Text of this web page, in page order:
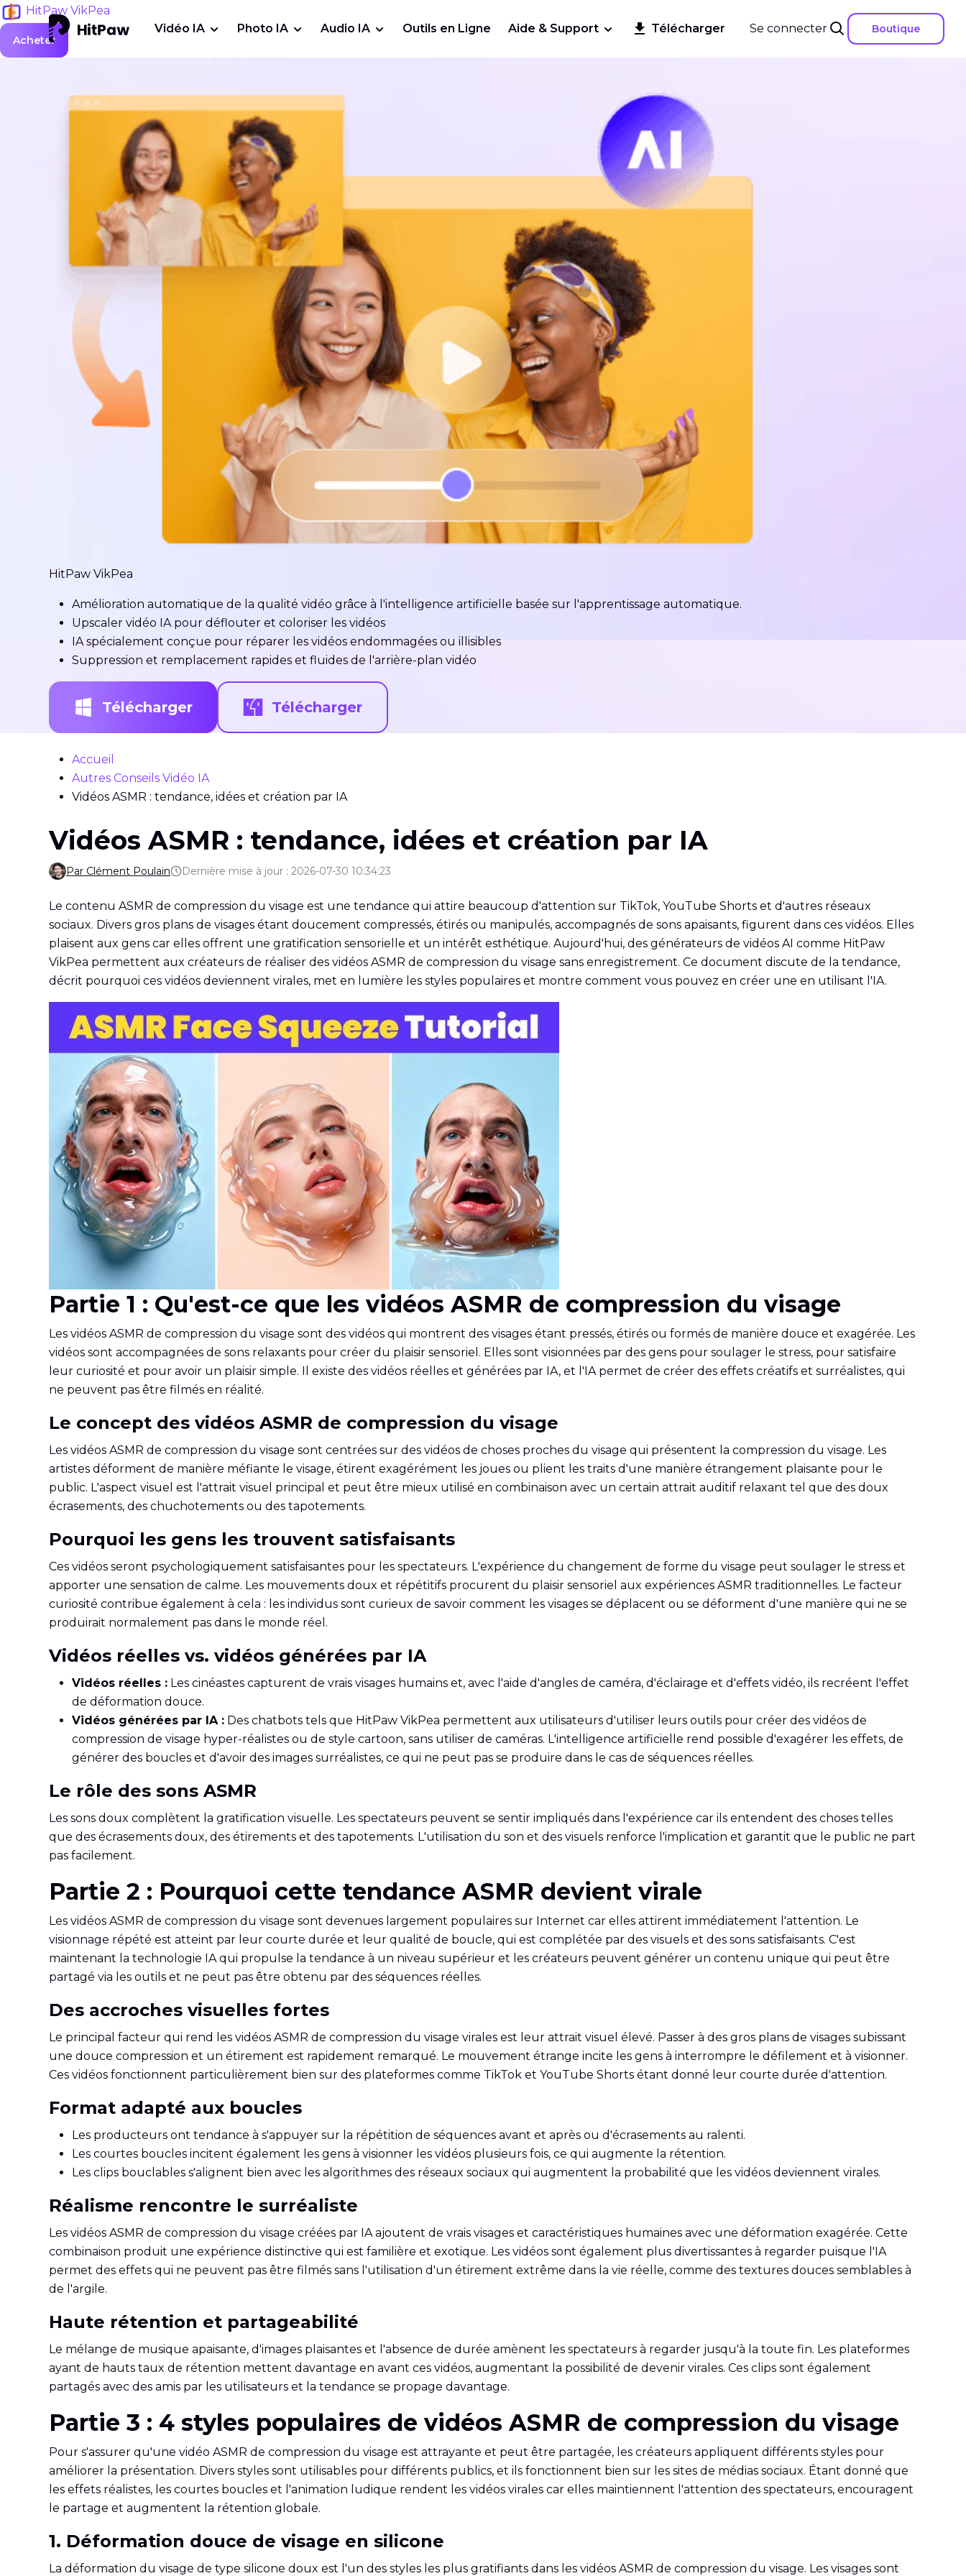
Se connecter Boutique
Vidéo IA Photo IA Audio IA Outils en Ligne Aide & Support Télécharger
HitPaw VikPea
Acheter
HitPaw VikPea
Amélioration automatique de la qualité vidéo grâce à l'intelligence artificielle basée sur l'apprentissage automatique.
Upscaler vidéo IA pour déflouter et coloriser les vidéos
IA spécialement conçue pour réparer les vidéos endommagées ou illisibles
Suppression et remplacement rapides et fluides de l'arrière-plan vidéo
Télécharger Télécharger
Accueil
Autres Conseils Vidéo IA
Vidéos ASMR : tendance, idées et création par IA
Vidéos ASMR : tendance, idées et création par IA
Par Clément Poulain Dernière mise à jour : 2026-07-30 10:34:23
Le contenu ASMR de compression du visage est une tendance qui attire beaucoup d'attention sur TikTok, YouTube Shorts et d'autres réseaux
sociaux. Divers gros plans de visages étant doucement compressés, étirés ou manipulés, accompagnés de sons apaisants, figurent dans ces vidéos. Elles
plaisent aux gens car elles offrent une gratification sensorielle et un intérêt esthétique. Aujourd'hui, des générateurs de vidéos AI comme HitPaw
VikPea permettent aux créateurs de réaliser des vidéos ASMR de compression du visage sans enregistrement. Ce document discute de la tendance,
décrit pourquoi ces vidéos deviennent virales, met en lumière les styles populaires et montre comment vous pouvez en créer une en utilisant l'IA.
Partie 1 : Qu'est-ce que les vidéos ASMR de compression du visage
Les vidéos ASMR de compression du visage sont des vidéos qui montrent des visages étant pressés, étirés ou formés de manière douce et exagérée. Les
vidéos sont accompagnées de sons relaxants pour créer du plaisir sensoriel. Elles sont visionnées par des gens pour soulager le stress, pour satisfaire
leur curiosité et pour avoir un plaisir simple. Il existe des vidéos réelles et générées par IA, et l'IA permet de créer des effets créatifs et surréalistes, qui
ne peuvent pas être filmés en réalité.
Le concept des vidéos ASMR de compression du visage
Les vidéos ASMR de compression du visage sont centrées sur des vidéos de choses proches du visage qui présentent la compression du visage. Les
artistes déforment de manière méfiante le visage, étirent exagérément les joues ou plient les traits d'une manière étrangement plaisante pour le
public. L'aspect visuel est l'attrait visuel principal et peut être mieux utilisé en combinaison avec un certain attrait auditif relaxant tel que des doux
écrasements, des chuchotements ou des tapotements.
Pourquoi les gens les trouvent satisfaisants
Ces vidéos seront psychologiquement satisfaisantes pour les spectateurs. L'expérience du changement de forme du visage peut soulager le stress et
apporter une sensation de calme. Les mouvements doux et répétitifs procurent du plaisir sensoriel aux expériences ASMR traditionnelles. Le facteur
curiosité contribue également à cela : les individus sont curieux de savoir comment les visages se déplacent ou se déforment d'une manière qui ne se
produirait normalement pas dans le monde réel.
Vidéos réelles vs. vidéos générées par IA
Vidéos réelles : Les cinéastes capturent de vrais visages humains et, avec l'aide d'angles de caméra, d'éclairage et d'effets vidéo, ils recréent l'effet
de déformation douce.
Vidéos générées par IA : Des chatbots tels que HitPaw VikPea permettent aux utilisateurs d'utiliser leurs outils pour créer des vidéos de
compression de visage hyper-réalistes ou de style cartoon, sans utiliser de caméras. L'intelligence artificielle rend possible d'exagérer les effets, de
générer des boucles et d'avoir des images surréalistes, ce qui ne peut pas se produire dans le cas de séquences réelles.
Le rôle des sons ASMR
Les sons doux complètent la gratification visuelle. Les spectateurs peuvent se sentir impliqués dans l'expérience car ils entendent des choses telles
que des écrasements doux, des étirements et des tapotements. L'utilisation du son et des visuels renforce l'implication et garantit que le public ne part
pas facilement.
Partie 2 : Pourquoi cette tendance ASMR devient virale
Les vidéos ASMR de compression du visage sont devenues largement populaires sur Internet car elles attirent immédiatement l'attention. Le
visionnage répété est atteint par leur courte durée et leur qualité de boucle, qui est complétée par des visuels et des sons satisfaisants. C'est
maintenant la technologie IA qui propulse la tendance à un niveau supérieur et les créateurs peuvent générer un contenu unique qui peut être
partagé via les outils et ne peut pas être obtenu par des séquences réelles.
Des accroches visuelles fortes
Le principal facteur qui rend les vidéos ASMR de compression du visage virales est leur attrait visuel élevé. Passer à des gros plans de visages subissant
une douce compression et un étirement est rapidement remarqué. Le mouvement étrange incite les gens à interrompre le défilement et à visionner.
Ces vidéos fonctionnent particulièrement bien sur des plateformes comme TikTok et YouTube Shorts étant donné leur courte durée d'attention.
Format adapté aux boucles
Les producteurs ont tendance à s'appuyer sur la répétition de séquences avant et après ou d'écrasements au ralenti.
Les courtes boucles incitent également les gens à visionner les vidéos plusieurs fois, ce qui augmente la rétention.
Les clips bouclables s'alignent bien avec les algorithmes des réseaux sociaux qui augmentent la probabilité que les vidéos deviennent virales.
Réalisme rencontre le surréaliste
Les vidéos ASMR de compression du visage créées par IA ajoutent de vrais visages et caractéristiques humaines avec une déformation exagérée. Cette
combinaison produit une expérience distinctive qui est familière et exotique. Les vidéos sont également plus divertissantes à regarder puisque l'IA
permet des effets qui ne peuvent pas être filmés sans l'utilisation d'un étirement extrême dans la vie réelle, comme des textures douces semblables à
de l'argile.
Haute rétention et partageabilité
Le mélange de musique apaisante, d'images plaisantes et l'absence de durée amènent les spectateurs à regarder jusqu'à la toute fin. Les plateformes
ayant de hauts taux de rétention mettent davantage en avant ces vidéos, augmentant la possibilité de devenir virales. Ces clips sont également
partagés avec des amis par les utilisateurs et la tendance se propage davantage.
Partie 3 : 4 styles populaires de vidéos ASMR de compression du visage
Pour s'assurer qu'une vidéo ASMR de compression du visage est attrayante et peut être partagée, les créateurs appliquent différents styles pour
améliorer la présentation. Divers styles sont utilisables pour différents publics, et ils fonctionnent bien sur les sites de médias sociaux. Étant donné que
les effets réalistes, les courtes boucles et l'animation ludique rendent les vidéos virales car elles maintiennent l'attention des spectateurs, encouragent
le partage et augmentent la rétention globale.
1. Déformation douce de visage en silicone
La déformation du visage de type silicone doux est l'un des styles les plus gratifiants dans les vidéos ASMR de compression du visage. Les visages sont